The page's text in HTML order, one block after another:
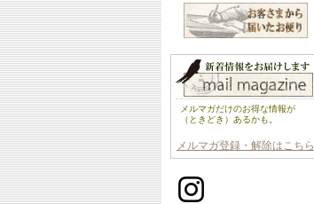
メルマガだけのお得な情報が
（ときどき）あるかも。
メルマガ登録・解除はこちら